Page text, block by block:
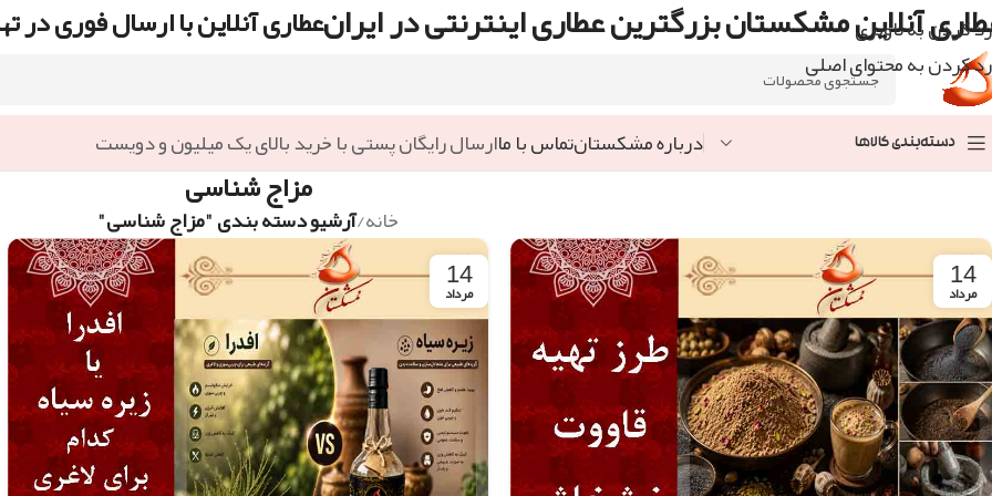
رد کردن به ناوبری
رد کردن به محتوای اصلی
آنلاین مشکستان بزرگترین عطاری اینترنتی در ایرانعطاری آنلاین با ارسال فوری در
دسته‌بندی کالاها درباره مشکستانتماس با ماارسال رایگان پستی با خرید بالای یک میلیون و دویست
مزاج شناسی
خانه/آرشیو دسته بندی "مزاج شناسی"
14
مرداد 14
مرداد